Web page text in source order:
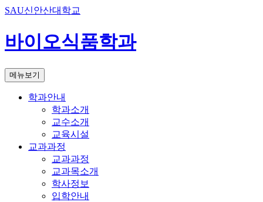
SAU신안산대학교
바이오식품학과
메뉴보기
학과안내
학과소개
교수소개
교육시설
교과과정
교과과정
교과목소개
학사정보
입학안내